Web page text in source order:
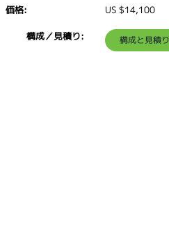
US $14,100
構成と見積り